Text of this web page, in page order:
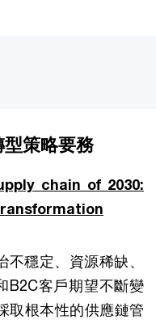
策略要務
chain of 2030:
穩定、資源稀缺、
B2C客戶期望不斷變
取根本性的供應鏈管